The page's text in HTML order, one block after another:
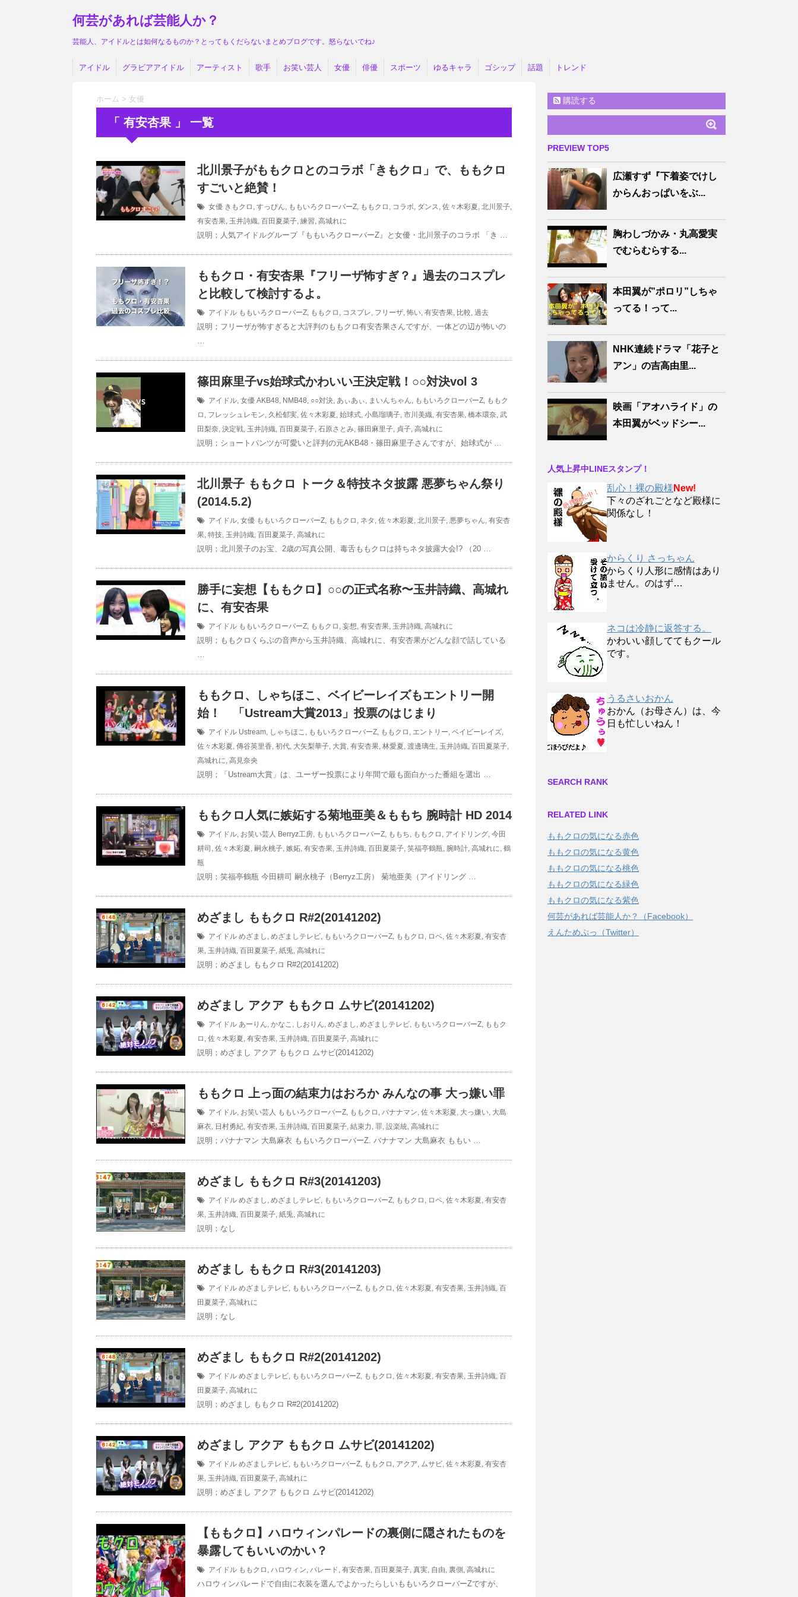
何芸があれば芸能人か？
芸能人、アイドルとは如何なるものか？とってもくだらないまとめブログです。怒らないでね♪
アイドル グラビアアイドル アーティスト 歌手 お笑い芸人 女優 俳優 スポーツ ゆるキャラ ゴシップ 話題 トレンド
ホーム > 女優
「 有安杏果 」 一覧
北川景子がももクロとのコラボ「きもクロ」で、ももクロ
すごいと絶賛！
女優 きもクロ , すっぴん, ももいろクローバーZ, ももクロ , コラボ, ダンス, 佐々木彩夏, 北川景子,
有安杏果, 玉井詩織, 百田夏菜子, 練習, 高城れに
説明；人気アイドルグループ『ももいろクローバーZ』と女優・北川景子のコラボ 「き …
ももクロ・有安杏果『フリーザ怖すぎ？』過去のコスプレ
と比較して検討するよ。
アイドル ももいろクローバーZ, ももクロ , コスプレ, フリーザ, 怖い, 有安杏果, 比較, 過去
説明；フリーザが怖すぎると大評判のももクロ有安杏果さんですが、一体どの辺が怖いの
…
篠田麻里子vs始球式かわいい王決定戦！○○対決vol 3
アイドル, 女優 AKB48, NMB48, ○○対決, あぃあぃ, まいんちゃん, ももいろクローバーZ, ももク
ロ , フレッシュレモン, 久松郁実, 佐々木彩夏, 始球式, 小島瑠璃子, 市川美織, 有安杏果, 橋本環奈, 武
田梨奈, 決定戦, 玉井詩織, 百田夏菜子, 石原さとみ, 篠田麻里子, 貞子, 高城れに
説明；ショートパンツが可愛いと評判の元AKB48・篠田麻里子さんですが、始球式が …
北川景子 ももクロ トーク＆特技ネタ披露 悪夢ちゃん祭り
(2014.5.2)
アイドル, 女優 ももいろクローバーZ, ももクロ , ネタ , 佐々木彩夏, 北川景子, 悪夢ちゃん, 有安杏
果, 特技, 玉井詩織, 百田夏菜子, 高城れに
説明；北川景子のお宝、2歳の写真公開、毒舌ももクロは持ちネタ披露大会!? （20 …
勝手に妄想【ももクロ】○○の正式名称〜玉井詩織、高城れ
に、有安杏果
アイドル ももいろクローバーZ, ももクロ , 妄想, 有安杏果, 玉井詩織, 高城れに
説明；ももクロくらぶの音声から玉井詩織、高城れに、有安杏果がどんな顔で話している
…
ももクロ、しゃちほこ、ベイビーレイズもエントリー開
始！ 「Ustream大賞2013」投票のはじまり
アイドル Ustream, しゃちほこ , ももいろクローバーZ, ももクロ , エントリー, ベイビーレイズ,
佐々木彩夏, 傳谷英里香, 初代, 大矢梨華子, 大賞, 有安杏果, 林愛夏, 渡邊璃生, 玉井詩織, 百田夏菜子,
高城れに, 高見奈央
説明；「Ustream大賞」は、ユーザー投票により年間で最も面白かった番組を選出 …
ももクロ人気に嫉妬する菊地亜美＆ももち 腕時計 HD 2014
アイドル, お笑い芸人 Berryz工房, ももいろクローバーZ, ももち, ももクロ , アイドリング, 今田
耕司 , 佐々木彩夏, 嗣永桃子, 嫉妬, 有安杏果, 玉井詩織, 百田夏菜子, 笑福亭鶴瓶, 腕時計, 高城れに, 鶴
瓶
説明；笑福亭鶴瓶 今田耕司 嗣永桃子（Berryz工房） 菊地亜美（アイドリング …
めざまし ももクロ R#2(20141202)
アイドル めざまし , めざましテレビ, ももいろクローバーZ, ももクロ , ロペ, 佐々木彩夏, 有安杏
果, 玉井詩織, 百田夏菜子, 紙兎, 高城れに
説明；めざまし ももクロ R#2(20141202)
めざまし アクア ももクロ ムサビ(20141202)
アイドル あーりん, かなこ , しおりん, めざまし , めざましテレビ, ももいろクローバーZ, ももク
ロ , 佐々木彩夏, 有安杏果, 玉井詩織, 百田夏菜子, 高城れに
説明；めざまし アクア ももクロ ムサビ(20141202)
ももクロ 上っ面の結束力はおろか みんなの事 大っ嫌い罪
アイドル, お笑い芸人 ももいろクローバーZ, ももクロ , バナナマン, 佐々木彩夏, 大っ嫌い, 大島
麻衣, 日村勇紀, 有安杏果, 玉井詩織, 百田夏菜子, 結束力, 罪, 設楽統, 高城れに
説明；バナナマン 大島麻衣 ももいろクローバーZ. バナナマン 大島麻衣 ももい …
めざまし ももクロ R#3(20141203)
アイドル めざまし , めざましテレビ, ももいろクローバーZ, ももクロ , ロペ, 佐々木彩夏, 有安杏
果, 玉井詩織, 百田夏菜子, 紙兎, 高城れに
説明；なし
めざまし ももクロ R#3(20141203)
アイドル めざましテレビ, ももいろクローバーZ, ももクロ , 佐々木彩夏, 有安杏果, 玉井詩織, 百
田夏菜子, 高城れに
説明；なし
めざまし ももクロ R#2(20141202)
アイドル めざましテレビ, ももいろクローバーZ, ももクロ , 佐々木彩夏, 有安杏果, 玉井詩織, 百
田夏菜子, 高城れに
説明；めざまし ももクロ R#2(20141202)
めざまし アクア ももクロ ムサビ(20141202)
アイドル めざましテレビ, ももいろクローバーZ, ももクロ , アクア, ムサビ, 佐々木彩夏, 有安杏
果, 玉井詩織, 百田夏菜子, 高城れに
説明；めざまし アクア ももクロ ムサビ(20141202)
【ももクロ】ハロウィンパレードの裏側に隠されたものを
暴露してもいいのかい？
アイドル ももクロ , ハロウィン, パレード, 有安杏果, 百田夏菜子, 真実, 自由, 裏側 , 高城れに
ハロウィンパレードで自由に衣装を選んでよかったらしいももいろクローバーZですが、
購読する
PREVIEW TOP5
広瀬すず『下着姿でけし
からんおっぱいをぶ...
胸わしづかみ・丸高愛実
でむらむらする...
本田翼が”ポロリ”しちゃ
ってる！って...
NHK連続ドラマ「花子と
アン」の吉高由里...
映画「アオハライド」の
本田翼がベッドシー...
人気上昇中LINEスタンプ！
乱心！裸の殿様 New!
下々のざれごとなど殿様に
関係なし！
からくり さっちゃん
からくり人形に感情はあり
ません。のはず…
ネコは冷静に返答する。
かわいい顔しててもクール
です。
うるさいおかん
おかん（お母さん）は、今
日も忙しいねん！
SEARCH RANK
RELATED LINK
ももクロの気になる赤色
ももクロの気になる黄色
ももクロの気になる桃色
ももクロの気になる緑色
ももクロの気になる紫色
何芸があれば芸能人か？（Facebook）
えんためぷっ（Twitter）